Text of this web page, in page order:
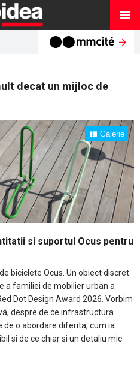
decat un mijloc de
Galerie
si suportul Ocus pentru
biciclete Ocus. Un obiect discret
a familiei de mobilier urban a
Dot Design Award 2026. Vorbim
despre de ce infrastructura
o abordare diferita, cum ia
si de ce chiar si un detaliu mic